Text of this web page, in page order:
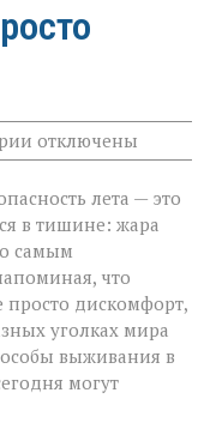
к
записи
не
просит
разрешения — она
просто
приходит»
отключены
лета — это
в тишине: жара
самым
что
просто дискомфорт,
уголках мира
выживания в
могут